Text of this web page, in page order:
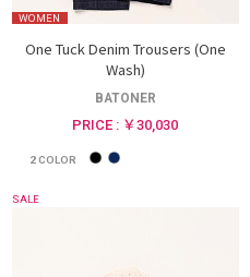
WOMEN
One Tuck Denim Trousers (One
Wash)
BATONER
PRICE : ￥30,030
2COLOR
SALE